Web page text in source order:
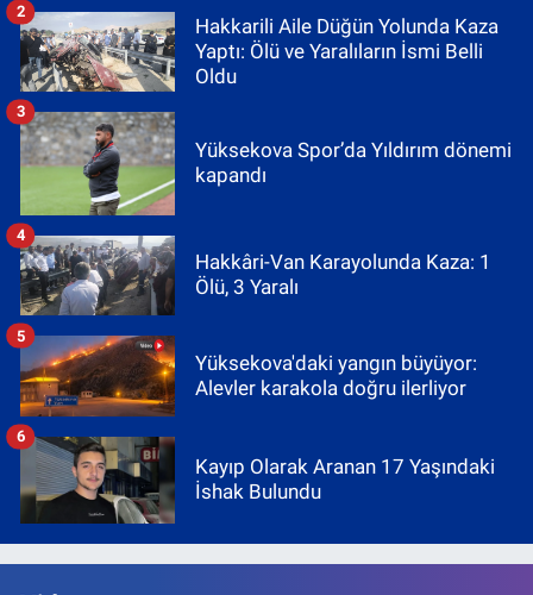
Hakkarili Aile Düğün Yolunda Kaza
Yaptı: Ölü ve Yaralıların İsmi Belli
Oldu
2
Yüksekova Spor’da Yıldırım dönemi
kapandı
3
Hakkâri-Van Karayolunda Kaza: 1
Ölü, 3 Yaralı
4
Yüksekova'daki yangın büyüyor:
Alevler karakola doğru ilerliyor
5
Kayıp Olarak Aranan 17 Yaşındaki
İshak Bulundu
6